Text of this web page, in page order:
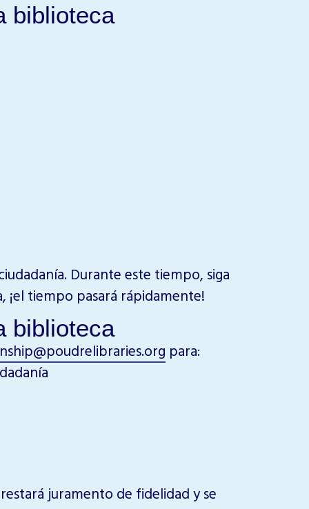
biblioteca
Durante este tiempo, siga
¡el tiempo pasará rápidamente!
biblioteca
para:
juramento de fidelidad y se